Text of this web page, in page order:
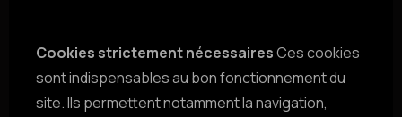
Cookies strictement nécessairesCes cookies
sont indispensables au bon fonctionnement du
site. Ils permettent notamment la navigation,